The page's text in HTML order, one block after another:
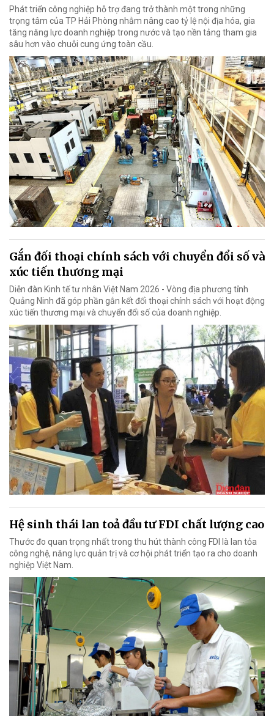
Phát triển công nghiệp hỗ trợ đang trở thành một trong những
trọng tâm của TP Hải Phòng nhằm nâng cao tỷ lệ nội địa hóa, gia
tăng năng lực doanh nghiệp trong nước và tạo nền tảng tham gia
sâu hơn vào chuỗi cung ứng toàn cầu.
Gắn đối thoại chính sách với chuyển đổi số và
xúc tiến thương mại
Diễn đàn Kinh tế tư nhân Việt Nam 2026 - Vòng địa phương tỉnh
Quảng Ninh đã góp phần gắn kết đối thoại chính sách với hoạt động
xúc tiến thương mại và chuyển đổi số của doanh nghiệp.
Hệ sinh thái lan toả đầu tư FDI chất lượng cao
Thước đo quan trọng nhất trong thu hút thành công FDI là lan tỏa
công nghệ, năng lực quản trị và cơ hội phát triển tạo ra cho doanh
nghiệp Việt Nam.